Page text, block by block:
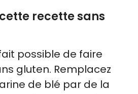
recette sans
possible de faire
gluten. Remplacez
de blé par de la